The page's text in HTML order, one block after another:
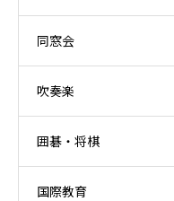
同窓会
吹奏楽
囲碁・将棋
国際教育